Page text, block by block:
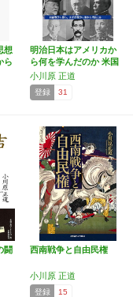
想
ら
明治日本はアメリカか
ら何を学んだのか 米国
留…
小川原 正道
登録 31
闘
西南戦争と自由民権
小川原 正道
登録 15